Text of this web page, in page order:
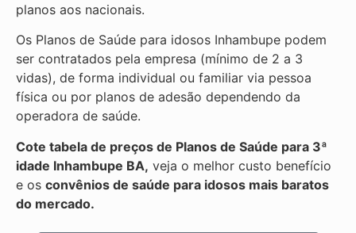
planos aos nacionais.
Os Planos de Saúde para idosos Inhambupe podem
ser contratados pela empresa (mínimo de 2 a 3
vidas), de forma individual ou familiar via pessoa
física ou por planos de adesão dependendo da
operadora de saúde.
Cote tabela de preços de Planos de Saúde para 3ª
idade Inhambupe BA, veja o melhor custo benefício
e os convênios de saúde para idosos mais baratos
do mercado.